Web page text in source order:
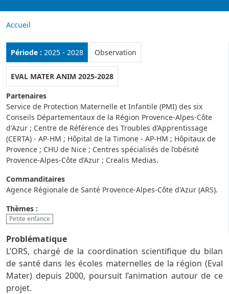
Accueil
Période : 2025 - 2028 Rubrique :
Observation
EVAL MATER ANIM 2025-2028
Partenaires
Service de Protection Maternelle et Infantile (PMI) des six
Conseils Départementaux de la Région Provence-Alpes-Côte
d'Azur ; Centre de Référence des Troubles d’Apprentissage
(CERTA) - AP-HM ; Hôpital de la Timone - AP-HM ; Hôpitaux de
Provence ; CHU de Nice ; Centres spécialisés de l’obésité
Provence-Alpes-Côte d’Azur ; Crealis Medias.
Commanditaires
Agence Régionale de Santé Provence-Alpes-Côte d'Azur (ARS).
Thèmes :
Petite enfance
Problématique
L’ORS, chargé de la coordination scientifique du bilan
de santé dans les écoles maternelles de la région (Eval
Mater) depuis 2000, poursuit l’animation autour de ce
projet.